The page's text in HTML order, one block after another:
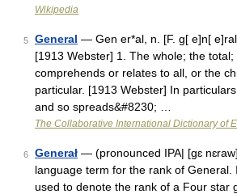
Wikipedia
5 General — Gen er*al, n. [F. g[ e]n[
[1913 Webster] 1. The whole; the total;
comprehends or relates to all, or the
particular. [1913 Webster] In
and so spreads&#8230; …
The Collaborative International Dictionary of
6 Generał — (pronounced IPA| [gɛ
language term for the rank of General.
used to denote the rank of a Four star